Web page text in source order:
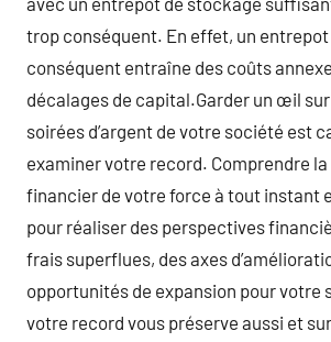
trop conséquent. En effet, un
conséquent entraîne des coûts
décalages de capital.Garder un œil
soirées d’argent de votre société est
examiner votre record. Comprendre
financier de votre force à tout instant
pour réaliser des perspectives
frais superflues, des axes
opportunités de expansion pour votre
votre record vous préserve aussi et